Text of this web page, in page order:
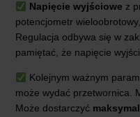
Napięcie wyjściowe z
potencjometr
Regulacja odbywa się w
pamiętać, że napięcie
Kolejnym ważnym
może wydać przetwornica.
Może dostarczyć